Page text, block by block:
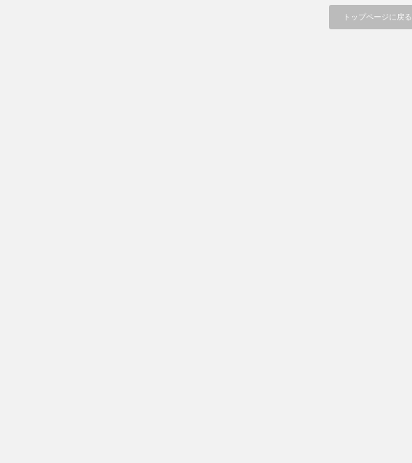
トップページに戻る